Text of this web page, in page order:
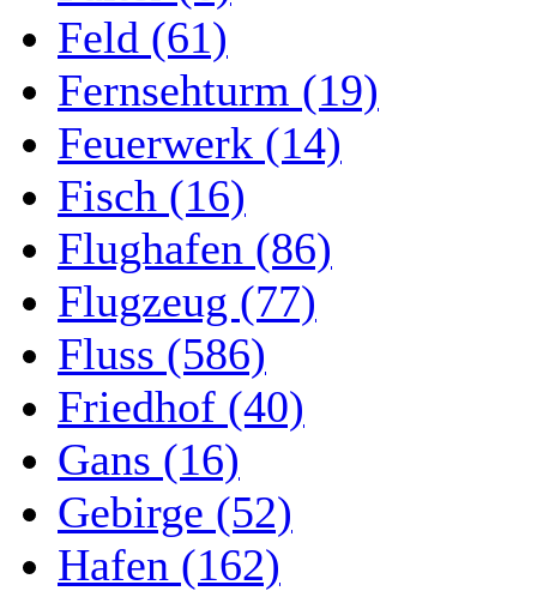
Feld (61)
Fernsehturm (19)
Feuerwerk (14)
Fisch (16)
Flughafen (86)
Flugzeug (77)
Fluss (586)
Friedhof (40)
Gans (16)
Gebirge (52)
Hafen (162)